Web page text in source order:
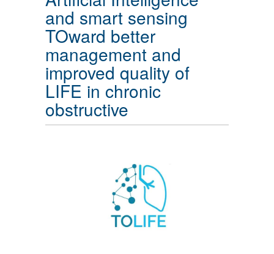
and smart sensing
TOward better
management and
improved quality of
LIFE in chronic
obstructive